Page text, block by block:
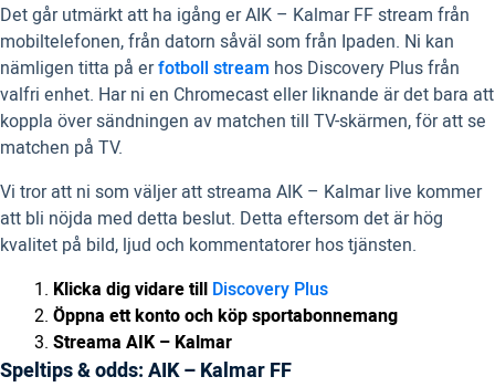
Det går utmärkt att ha igång er AIK – Kalmar FF stream från
mobiltelefonen, från datorn såväl som från Ipaden. Ni kan
nämligen titta på erfotboll stream hos Discovery Plus från
valfri enhet. Har ni en Chromecast eller liknande är det bara att
koppla över sändningen av matchen till TV-skärmen, för att se
matchen på TV.
Vi tror att ni som väljer att streama AIK – Kalmar live kommer
att bli nöjda med detta beslut. Detta eftersom det är hög
kvalitet på bild, ljud och kommentatorer hos tjänsten.
Klicka dig vidare till Discovery Plus
Öppna ett konto och köp sportabonnemang
Streama AIK – Kalmar
Speltips & odds: AIK – Kalmar FF